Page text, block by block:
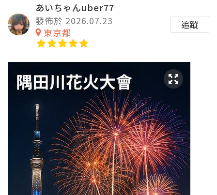
あいちゃんuber77
發佈於 2026.07.23
東京都
追蹤